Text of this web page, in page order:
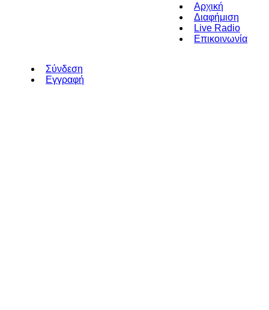
Αρχική
Διαφήμιση
Live Radio
Επικοινωνία
Σύνδεση
Εγγραφή